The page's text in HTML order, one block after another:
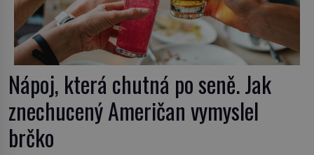
Nápoj, která chutná po seně. Jak
znechucený Američan vymyslel
brčko